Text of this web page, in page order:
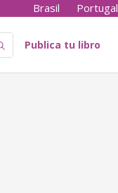
Brasil Portugal
Publica tu libro